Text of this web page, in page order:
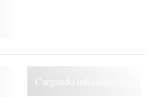
Cargando información...